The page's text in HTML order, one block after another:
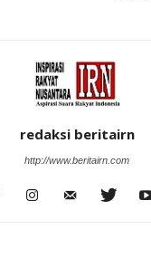
redaksi beritairn
http://www.beritairn.com